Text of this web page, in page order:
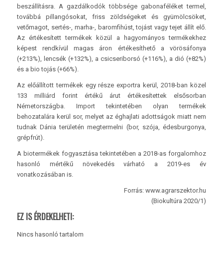
beszállításra. A gazdálkodók többsége gabonaféléket termel,
továbbá pillangósokat, friss zöldségeket és gyümölcsöket,
vetőmagot, sertés-, marha-, baromfihúst, tojást vagy tejet állít elő.
Az értékesített termékek közül a hagyományos termékekhez
képest rendkívül magas áron értékesíthető a vörösáfonya
(+213%), lencsék (+132%), a csicseriborsó (+116%), a dió (+82%)
és a bio tojás (+66%).
Az előállított termékek egy része exportra kerül, 2018-ban közel
133 milliárd forint értékű árut értékesítettek elsősorban
Németországba. Import tekintetében olyan termékek
behozatalára kerül sor, melyet az éghajlati adottságok miatt nem
tudnak Dánia területén megtermelni (bor, szója, édesburgonya,
grépfrút).
A biotermékek fogyasztása tekintetében a 2018-as forgalomhoz
hasonló mértékű növekedés várható a 2019-es év
vonatkozásában is.
Forrás: www.agrarszektor.hu
(Biokultúra 2020/1)
EZ IS ÉRDEKELHETI:
Nincs hasonló tartalom